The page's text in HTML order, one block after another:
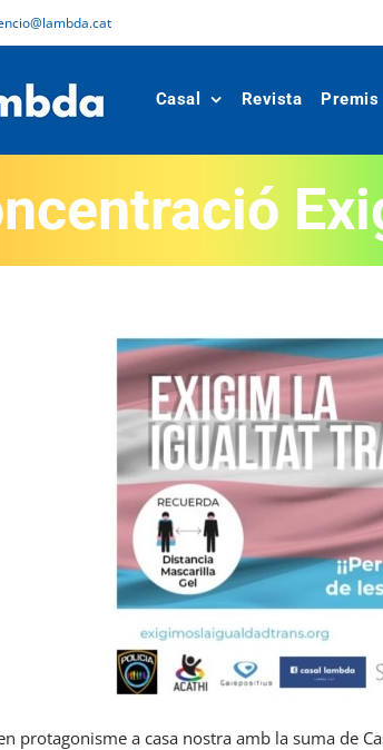
Casal Revista Premis
protagonisme a casa nostra amb la suma de